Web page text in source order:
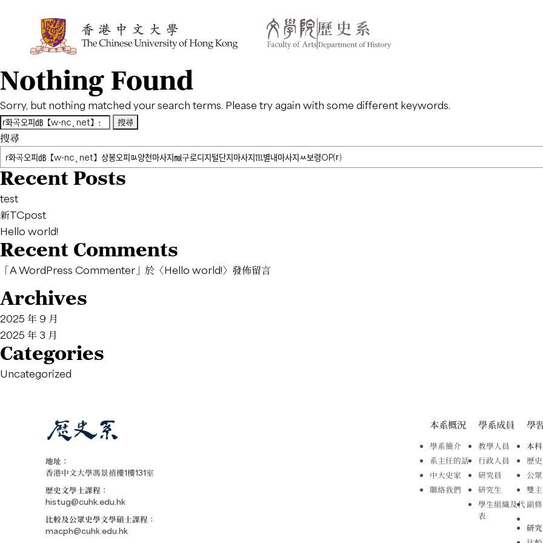
Nothing Found
Sorry, but nothing matched your search terms. Please try again with some different keywords.
搜
尋
關
鍵
字:
搜尋
Recent Posts
test
新TCpost
Hello world!
Recent Comments
「A WordPress Commenter 」於〈Hello world!〉發佈留言
Archives
2025 年 9 月
2025 年 3 月
Categories
Uncategorized
地址：
香港中文大學馮景禧樓1樓131室
歷史文學士課程：
histug@cuhk.edu.hk
比較及公眾史學文學碩士課程：
macph@cuhk.edu.hk
本系概況
學系簡介
系主任的話
中大史家
聯絡我們
學系成員
教學人員
行政人員
研究員
研究生
學生組織及代
表
學
本
歷
公
雙
副
研